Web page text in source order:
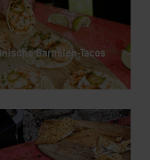
Garnelen-Tacos